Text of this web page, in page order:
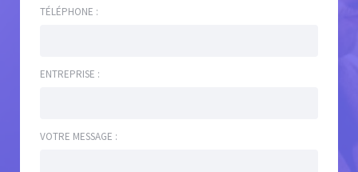
TÉLÉPHONE :
ENTREPRISE :
VOTRE MESSAGE :